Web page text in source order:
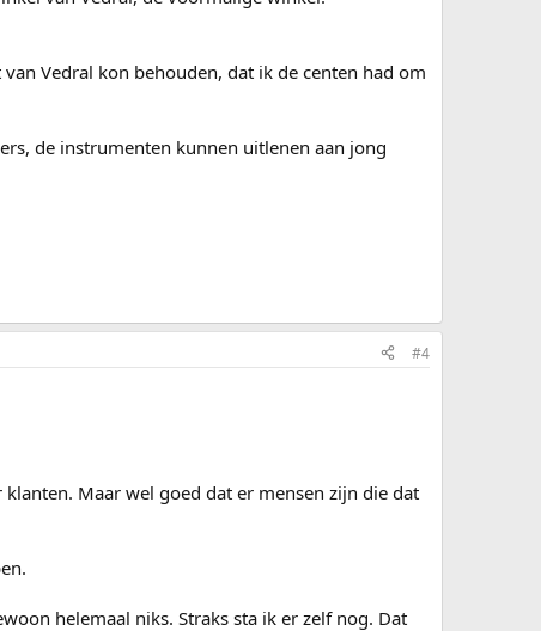
Vedral kon behouden, dat ik de centen had om
de instrumenten kunnen uitlenen aan jong
#4
Maar wel goed dat er mensen zijn die dat
helemaal niks. Straks sta ik er zelf nog. Dat